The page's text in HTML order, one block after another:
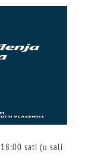
sati (u sali